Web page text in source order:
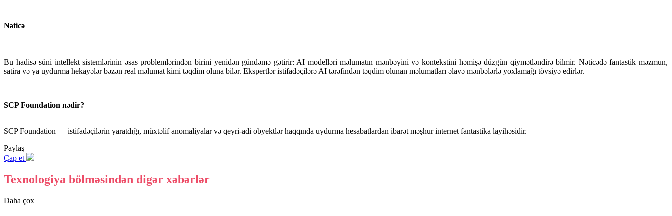
Nəticə
Bu hadisə süni intellekt sistemlərinin əsas problemlərindən birini yenidən gündəmə gətirir: AI modelləri məlumatın mənbəyini və kontekstini həmişə düzgün qiymətləndirə bilmir. Nəticədə fantastik məzmun,
satira və ya uydurma hekayələr bəzən real məlumat kimi təqdim oluna bilər. Ekspertlər istifadəçilərə AI tərəfindən təqdim olunan məlumatları əlavə mənbələrlə yoxlamağı tövsiyə edirlər.
SCP Foundation nədir?
SCP Foundation — istifadəçilərin yaratdığı, müxtəlif anomaliyalar və qeyri-adi obyektlər haqqında uydurma hesabatlardan ibarət məşhur internet fantastika layihəsidir.
Paylaş
Çap et
Texnologiya bölməsindən digər xəbərlər
Daha çox